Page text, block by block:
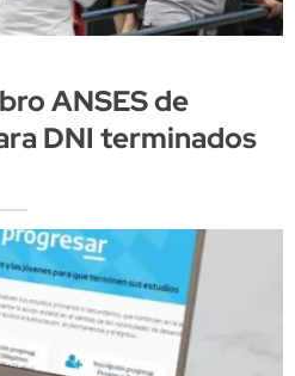
ANSES de
DNI terminados